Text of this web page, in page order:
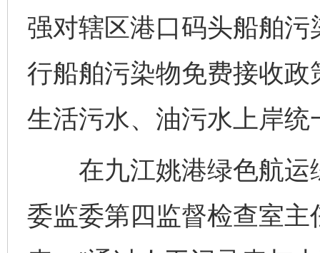
强对辖区港口码头船舶
行船舶污染物免费接收
生活污水、油污水上岸统
在九江姚港绿色航运
委监委第四监督检查室